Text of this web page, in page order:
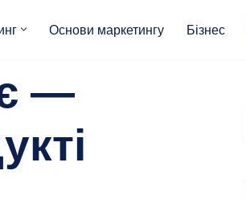
Основи маркетингу Бізнес
—